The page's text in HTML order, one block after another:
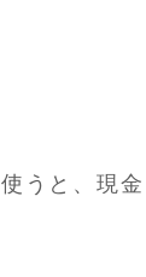
うと、現